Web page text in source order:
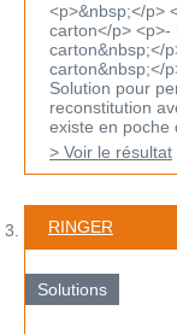
<p>&nbsp;</p>
carton</p> <p>-
carton&nbsp;</
carton&nbsp;</
Solution pour
reconstitution
existe en poche
> Voir le résultat
RINGER
Solutions